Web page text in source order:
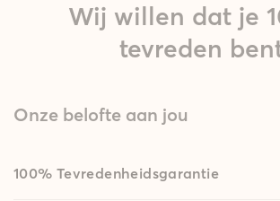
Wij willen dat je
tevreden
Onze belofte aan jou
100% Tevredenheidsgarantie